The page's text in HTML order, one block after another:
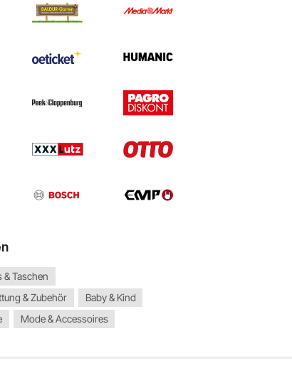
Taschen
& Zubehör
Baby & Kind
Mode & Accessoires